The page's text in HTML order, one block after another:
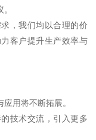
，我们均以合理的价
客户提升生产效率与
用将不断拓展。
技术交流，引入更多